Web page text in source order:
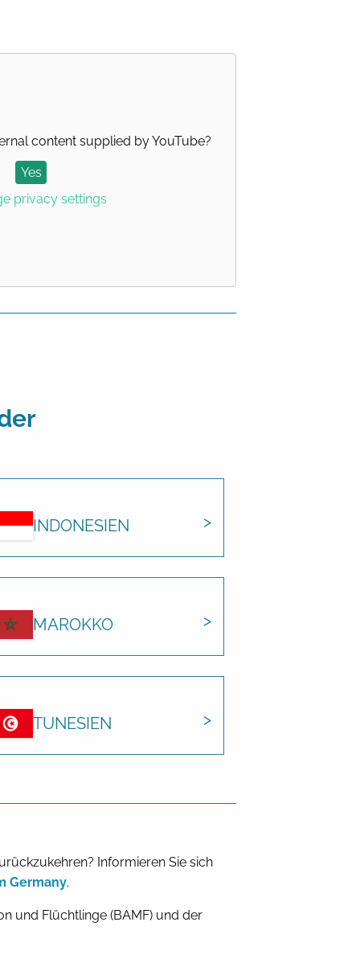
content supplied byYouTube?
Yes
privacy settings
INDONESIEN
MAROKKO
TUNESIEN
Informieren Sie sich
Germany.
und Flüchtlinge (BAMF) und der